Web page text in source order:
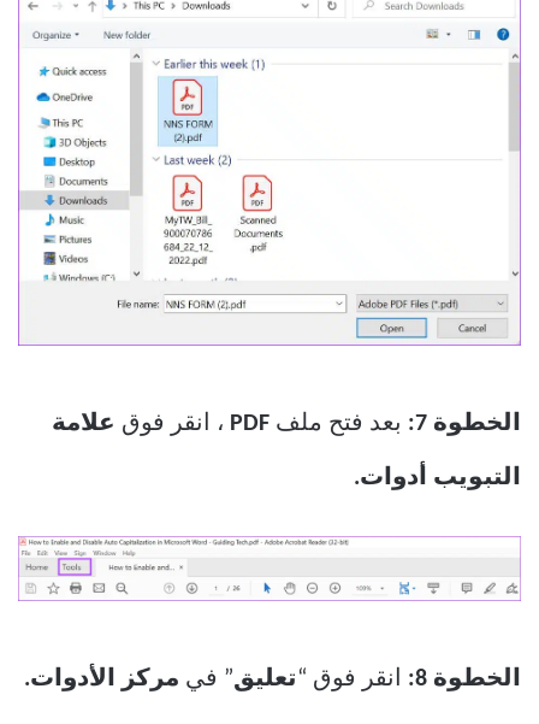
الخطوة 7: بعد فتح ملف PDF ، انقر فوق علامة
التبويب أدوات.
الخطوة 8: انقر فوق “ تعليق” في مركز الأدوات.